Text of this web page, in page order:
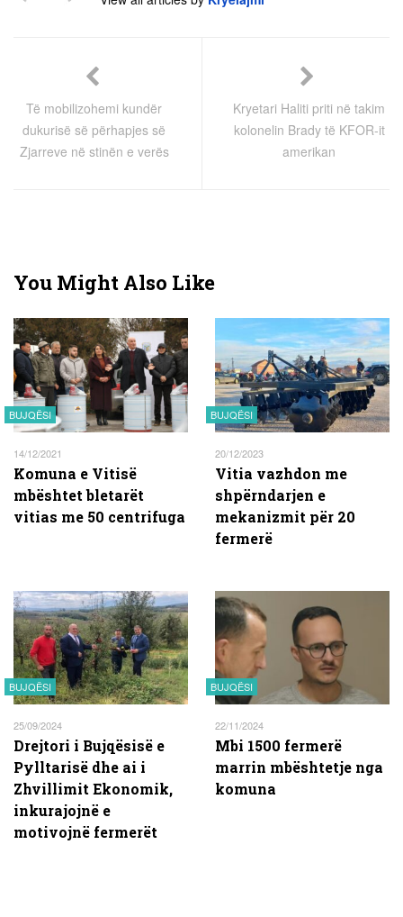
Të mobilizohemi kundër
dukurisë së përhapjes së
Zjarreve në stinën e verës
Kryetari Haliti priti në takim
kolonelin Brady të KFOR-it
amerikan
You Might Also Like
BUJQËSI
14/12/2021
Komuna e Vitisë
mbështet bletarët
vitias me 50 centrifuga
BUJQËSI
20/12/2023
Vitia vazhdon me
shpërndarjen e
mekanizmit për 20
fermerë
BUJQËSI
25/09/2024
Drejtori i Bujqësisë e
Pylltarisë dhe ai i
Zhvillimit Ekonomik,
inkurajojnë e
motivojnë fermerët
BUJQËSI
22/11/2024
Mbi 1500 fermerë
marrin mbështetje nga
komuna